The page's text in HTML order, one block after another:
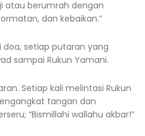
atau berumrah dengan
dan kebaikan.”
setiap putaran yang
sampai Rukun Yamani.
Setiap kali melintasi Rukun
tangan dan
“Bismillahi wallahu akbar!”